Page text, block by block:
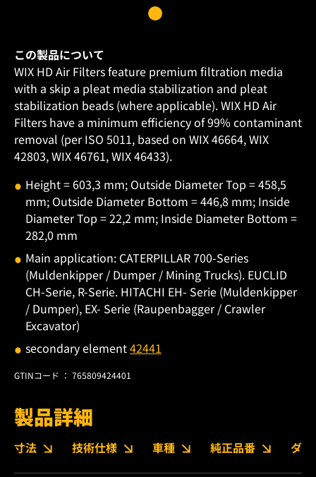
この製品について
WIX HD Air Filters feature premium filtration media
with a skip a pleat media stabilization and pleat
stabilization beads (where applicable). WIX HD Air
Filters have a minimum efficiency of 99% contaminant
removal (per ISO 5011, based on WIX 46664, WIX
42803, WIX 46761, WIX 46433).
Height = 603,3 mm; Outside Diameter Top = 458,5
mm; Outside Diameter Bottom = 446,8 mm; Inside
Diameter Top = 22,2 mm; Inside Diameter Bottom =
282,0 mm
Main application: CATERPILLAR 700-Series
(Muldenkipper / Dumper / Mining Trucks). EUCLID
CH-Serie, R-Serie. HITACHI EH- Serie (Muldenkipper
/ Dumper), EX- Serie (Raupenbagger / Crawler
Excavator)
secondary element42441
GTINコード ： 765809424401
製品詳細
寸法 技術仕様 車種 純正品番 ダ